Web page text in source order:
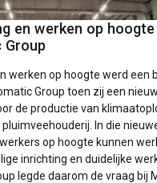
en werken op
werken op hoogte werd een
Group toen zij een
de productie van
In die
op hoogte kunnen
inrichting en duidelijke
legde daarom de vraag bij